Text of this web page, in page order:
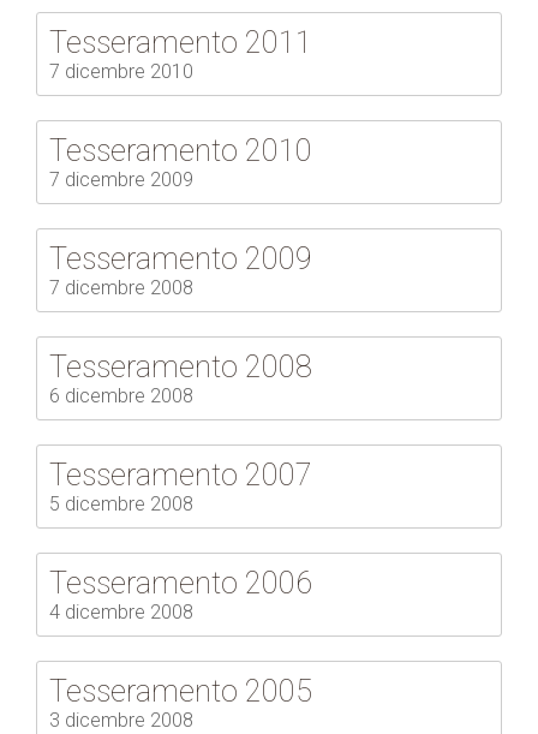
Tesseramento 2011
7 dicembre 2010
Tesseramento 2010
7 dicembre 2009
Tesseramento 2009
7 dicembre 2008
Tesseramento 2008
6 dicembre 2008
Tesseramento 2007
5 dicembre 2008
Tesseramento 2006
4 dicembre 2008
Tesseramento 2005
3 dicembre 2008